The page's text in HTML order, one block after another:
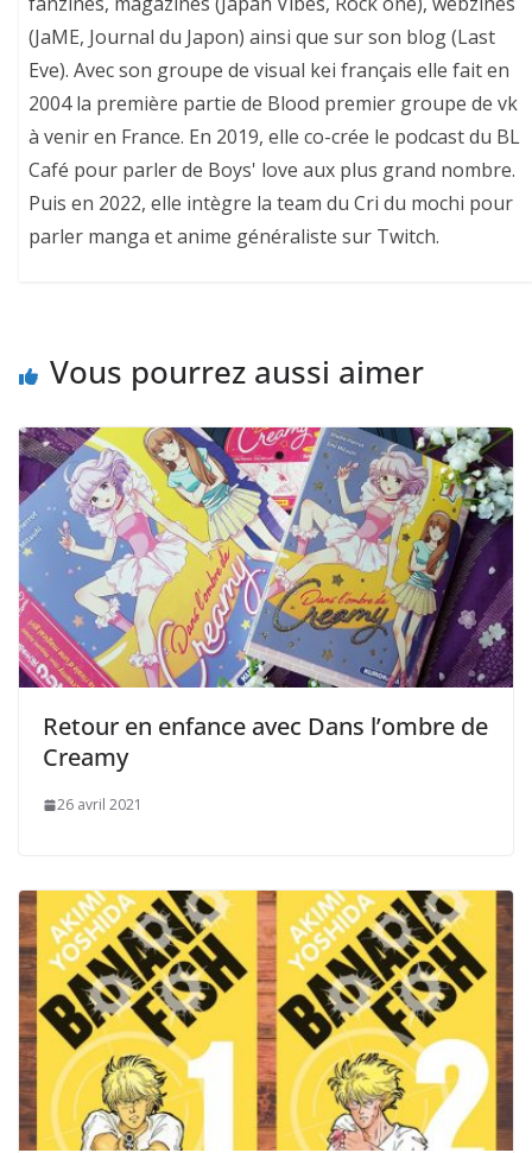
(JaME, Journal du Japon) ainsi que sur son blog (Last
Eve). Avec son groupe de visual kei français elle fait en
2004 la première partie de Blood premier groupe de vk
à venir en France. En 2019, elle co-crée le podcast du BL
Café pour parler de Boys' love aux plus grand nombre.
Puis en 2022, elle intègre la team du Cri du mochi pour
parler manga et anime généraliste sur Twitch.
Vous pourrez aussi aimer
Retour en enfance avec Dans l’ombre de
Creamy
26 avril 2021